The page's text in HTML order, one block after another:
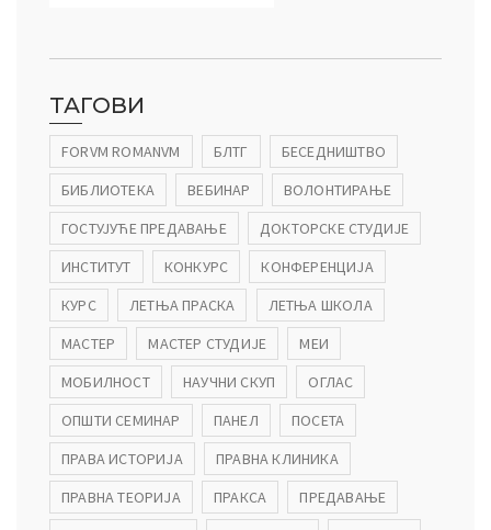
ТАГОВИ
FORVM ROMANVM БЛТГ
БЕСЕДНИШТВО
БИБЛИОТЕКА
ВЕБИНАР
ВОЛОНТИРАЊЕ
ГОСТУЈУЋЕ ПРЕДАВАЊЕ
ДОКТОРСКЕ СТУДИЈЕ
ИНСТИТУТ
КОНКУРС
КОНФЕРЕНЦИЈА
КУРС
ЛЕТЊА ПРАСКА
ЛЕТЊА ШКОЛА
МАСТЕР
МАСТЕР СТУДИЈЕ
МЕИ
МОБИЛНОСТ
НАУЧНИ СКУП
ОГЛАС
ОПШТИ СЕМИНАР
ПАНЕЛ
ПОСЕТА
ПРАВА ИСТОРИЈА
ПРАВНА КЛИНИКА
ПРАВНА ТЕОРИЈА
ПРАКСА
ПРЕДАВАЊЕ